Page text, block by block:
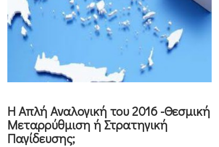
Η Απλή Αναλογική του 2016 -Θεσμική
Μεταρρύθμιση ή Στρατηγική
Παγίδευσης;